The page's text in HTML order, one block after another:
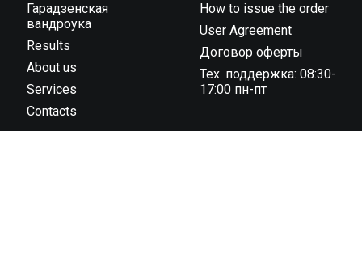
Гарадзенская
вандроука
Results
About us
Services
Contacts
How to issue the order
User Agreement
Договор оферты
Тех. поддержка: 08:30-
17:00 пн-пт